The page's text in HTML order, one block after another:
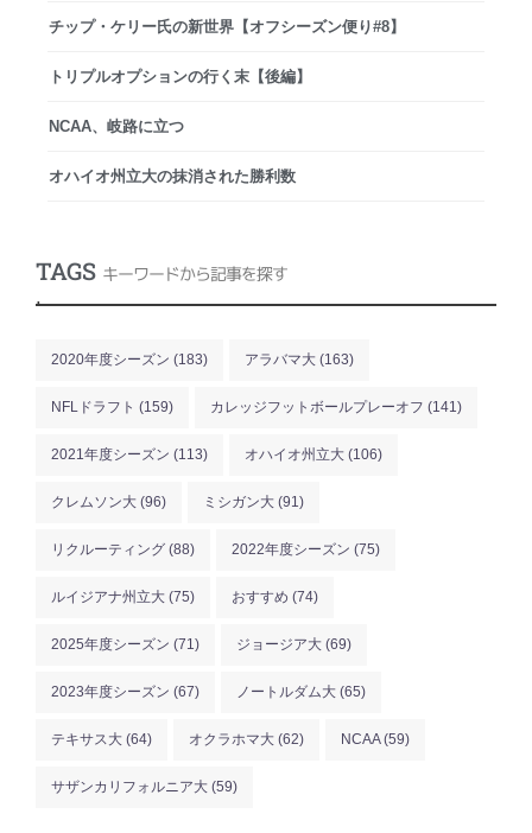
チップ・ケリー氏の新世界【オフシーズン便り#8】
トリプルオプションの行く末【後編】
NCAA、岐路に立つ
オハイオ州立大の抹消された勝利数
TAGS キーワードから記事を探す
.
2020年度シーズン (183) アラバマ大 (163)
NFLドラフト (159) カレッジフットボールプレーオフ (141)
2021年度シーズン (113) オハイオ州立大 (106)
クレムソン大 (96) ミシガン大 (91)
リクルーティング (88) 2022年度シーズン (75)
ルイジアナ州立大 (75) おすすめ (74)
2025年度シーズン (71) ジョージア大 (69)
2023年度シーズン (67) ノートルダム大 (65)
テキサス大 (64) オクラホマ大 (62) NCAA(59)
サザンカリフォルニア大 (59)